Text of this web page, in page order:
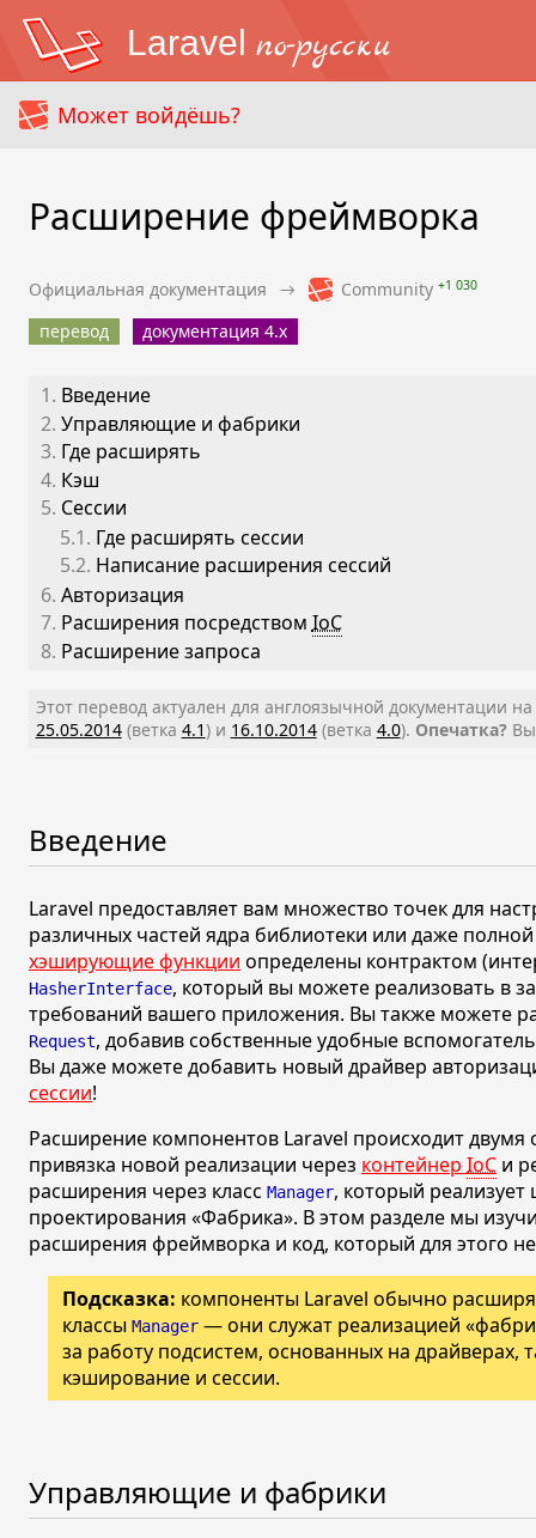
Laravel по-русски
Может войдёшь?
Расширение фреймворка
Официальная документация → Community +1 030
перевод документация 4.x
1. Введение
2. Управляющие и фабрики
3. Где расширять
4. Кэш
5. Сессии
5.1. Где расширять сессии
5.2. Написание расширения сессий
6. Авторизация
7. Расширения посредствомIoC
8. Расширение запроса
Этот перевод актуален для англоязычной документации на
25.05.2014(ветка 4.1) и 16.10.2014(ветка 4.0). Опечатка?
Введение
Laravel предоставляет вам множество точек для
различных частей ядра библиотеки или даже
хэширующие функции определены контрактом
HasherInterface, который вы можете реализовать в
требований вашего приложения. Вы также можете
Request, добавив собственные удобные
Вы даже можете добавить новый драйвер
сессии!
Расширение компонентов Laravel происходит
привязка новой реализации через контейнер IoC и
расширения через класс Manager, который
проектирования «Фабрика». В этом разделе мы
расширения фреймворка и код, который для этого
Подсказка: компоненты Laravel обычно
классы Manager — они служат реализацией
за работу подсистем, основанных на драйверах,
кэширование и сессии.
Управляющие и фабрики